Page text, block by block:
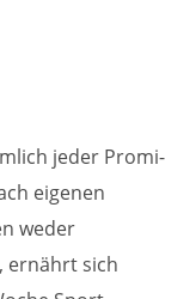
jeder Promi-
eigenen
weder
ernährt sich